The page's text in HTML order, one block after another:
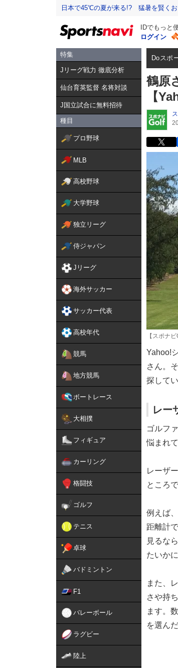
日本で45℃の夏が来る!? 猛暑を賢くお
IDでもっと
ログイン
特集
Jリーグ戦力 徹底分析
仙台育英監督 名将対談
J国立試合に無料招待
種目
プロ野球
MLB
高校野球
大学野球
独立リーグ
侍ジャパン
Jリーグ
海外サッカー
サッカー代表
高校年代
競馬
地方競馬
ボートレース
大相撲
フィギュア
カーリング
格闘技
ゴルフ
テニス
卓球
バドミントン
F1
バレーボール
ラグビー
陸上
Doスポ
鶴原
【
【スポナビ
Yahoo!
さん。
探して
レー
ゴルフ
悩まれ
レーザ
ところで
例えば
距離計
見るな
たいか
また、
さや持
ます。
を選ん